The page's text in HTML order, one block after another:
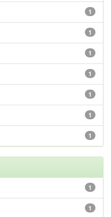
1
1
1
1
1
1
1
1
1